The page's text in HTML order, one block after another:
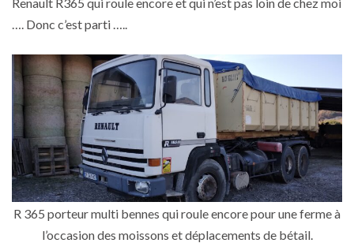
…. Donc c’est parti …..
R 365 porteur multi bennes qui roule encore pour une ferme à
l’occasion des moissons et déplacements de bétail.